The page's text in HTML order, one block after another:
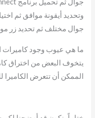
وتحديد أيقونة موافق ثم
جوال مختلف ثم تحديد زر
ما هي عيوب وجود كاميرات
يتخوف البعض من اختراق
الممكن أن تتعرض الكاميرا